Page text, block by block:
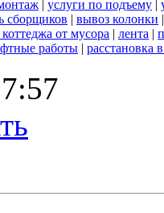
| услуги по подъему |
сборщиков | вывоз колонки
от мусора | лента |
работы | расстановка